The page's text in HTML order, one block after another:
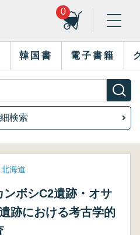
0
韓国書 電子書籍
検索
北海道
ンボシC2遺跡・オサ
跡における考古学的